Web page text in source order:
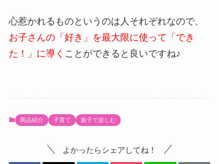
心惹かれるものというのは人それぞれなので、
お子さんの「好き」を最大限に使って「でき
た！」に導く ことができると良いですね♪
商品紹介 子育て 親子で楽しむ
よかったらシェアしてね！